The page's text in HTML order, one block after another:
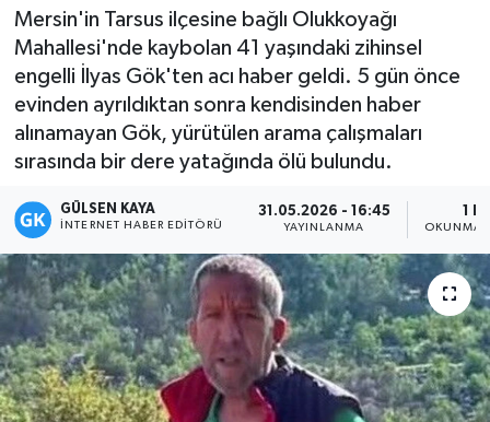
Mersin'in Tarsus ilçesine bağlı Olukkoyağı
Mahallesi'nde kaybolan 41 yaşındaki zihinsel
engelli İlyas Gök'ten acı haber geldi. 5 gün önce
evinden ayrıldıktan sonra kendisinden haber
alınamayan Gök, yürütülen arama çalışmaları
sırasında bir dere yatağında ölü bulundu.
GÜLSEN KAYA
İNTERNET HABER EDITÖRÜ
31.05.2026 - 16:45
YAYINLANMA OKUNMA
Kültür - Sanat
Magazin
Mersin
Mersin Tarihi
Özel Haber
Politika
Resmi İlan